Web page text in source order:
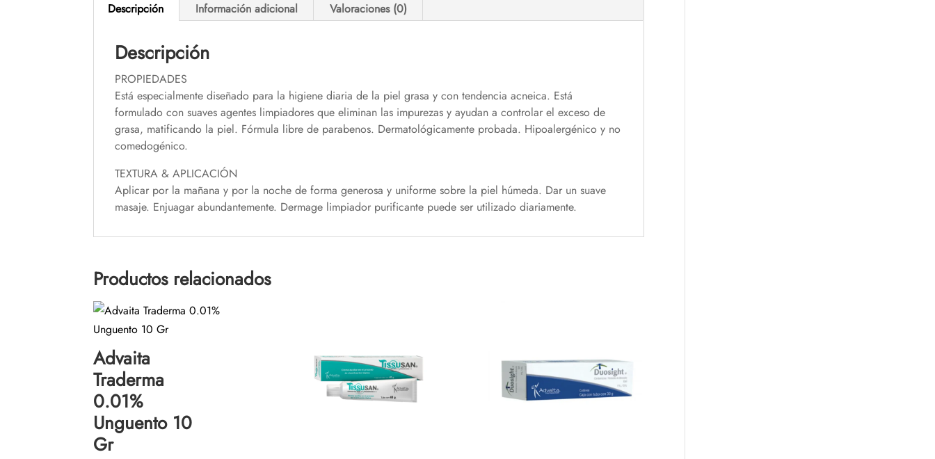
Descripción Información adicional Valoraciones (0)
Descripción
PROPIEDADES
Está especialmente diseñado para la higiene diaria de la piel grasa y con tendencia acneica. Está
formulado con suaves agentes limpiadores que eliminan las impurezas y ayudan a controlar el exceso de
grasa, matificando la piel. Fórmula libre de parabenos. Dermatológicamente probada. Hipoalergénico y no
comedogénico.
TEXTURA & APLICACIÓN
Aplicar por la mañana y por la noche de forma generosa y uniforme sobre la piel húmeda. Dar un suave
masaje. Enjuagar abundantemente. Dermage limpiador purificante puede ser utilizado diariamente.
Productos relacionados
Advaita
Traderma
0.01%
Unguento 10
Gr